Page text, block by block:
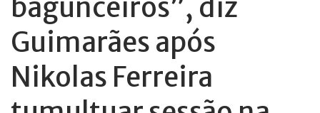
bagunceiros”, diz
Guimarães após
Nikolas Ferreira